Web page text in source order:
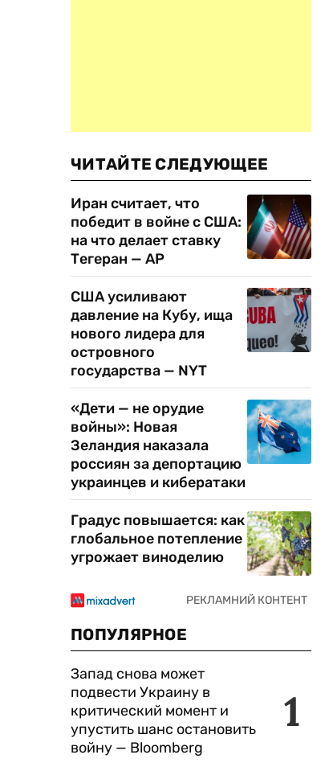
ЧИТАЙТЕ СЛЕДУЮЩЕЕ
Иран считает, что
победит в войне с США:
на что делает ставку
Тегеран — AP
США усиливают
давление на Кубу, ища
нового лидера для
островного
государства — NYT
«Дети — не орудие
войны»: Новая
Зеландия наказала
россиян за депортацию
украинцев и кибератаки
Градус повышается: как
глобальное потепление
угрожает виноделию
ПОПУЛЯРНОЕ
1
Запад снова может
подвести Украину в
критический момент и
упустить шанс остановить
войну — Bloomberg